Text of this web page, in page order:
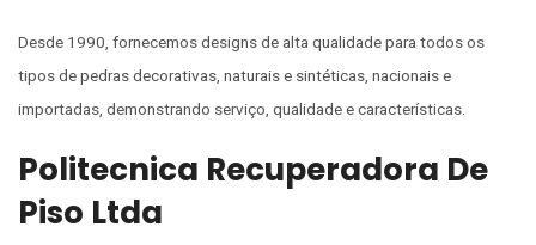
Desde 1990, fornecemos designs de alta qualidade para todos os
tipos de pedras decorativas, naturais e sintéticas, nacionais e
importadas, demonstrando serviço, qualidade e características.
Politecnica Recuperadora De
Piso Ltda